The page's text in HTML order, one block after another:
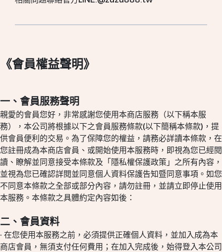
《會員權益聲明》
一、會員服務聲明
親愛的會員您好，非常感謝您使用本商店服務（以下稱本服
務），本公司將根據以下之會員服務條款(以下簡稱本條款)，提
供會員便利的交易。為了保障您的權益，請務必詳讀本條款，在
您註冊成為本商店會員、或開始使用本服務時，即視為您已經閱
讀、瞭解並同意接受本條款及「隱私權保護政策」之所有內容，
並視為您已確認詳閱並同意個人資料保護告知暨同意事項。如您
不同意本條款之全部或部分內容，請勿註冊，並請立即停止使用
本服務。本條款之具體約定內容如後：
二、會員資料
· 在您使用本服務之前，必須提供正確個人資料，並加入成為本
商店會員，無須支付任何費用；在加入完成後，始得登入本公司